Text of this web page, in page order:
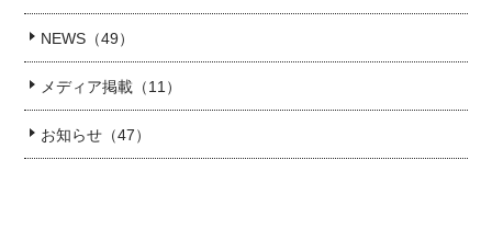
NEWS（49）
メディア掲載（11）
お知らせ（47）